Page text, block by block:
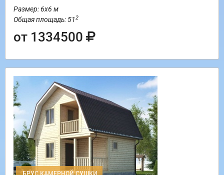
Размер: 6х6 м
Общая площадь: 512
от 1334500